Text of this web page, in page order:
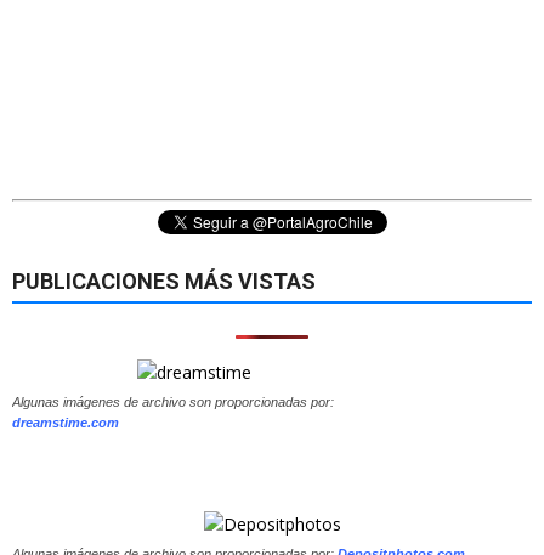
PUBLICACIONES MÁS VISTAS
Algunas imágenes de archivo son proporcionadas por:
dreamstime.com